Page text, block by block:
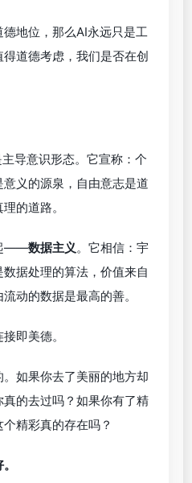
地位，那么AI永远只是工
道德考虑，我们是否在创
导意识形态。它宣称：个
义的源泉，自由意志是道
的道路。
——数据主义 。它相信：宇
据处理的算法，价值来自
动的数据是最高的善。
即美德。
如果你去了美丽的地方却
的去过吗？如果你有了精
精彩真的存在吗？